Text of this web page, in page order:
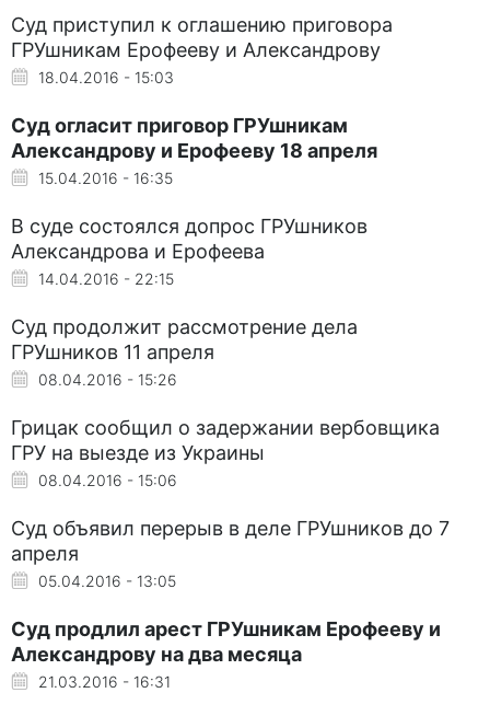
Суд приступил к оглашению приговора
ГРУшникам Ерофееву и Александрову
18.04.2016 - 15:03
Суд огласит приговор ГРУшникам
Александрову и Ерофееву 18 апреля
15.04.2016 - 16:35
В суде состоялся допрос ГРУшников
Александрова и Ерофеева
14.04.2016 - 22:15
Суд продолжит рассмотрение дела
ГРУшников 11 апреля
08.04.2016 - 15:26
Грицак сообщил о задержании вербовщика
ГРУ на выезде из Украины
08.04.2016 - 15:06
Суд объявил перерыв в деле ГРУшников до 7
апреля
05.04.2016 - 13:05
Суд продлил арест ГРУшникам Ерофееву и
Александрову на два месяца
21.03.2016 - 16:31